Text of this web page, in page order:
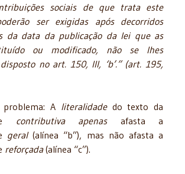
sociais de que trata este
ser exigidas após decorridos
da data da publicação da lei que as
ou modificado, não se lhes
no art. 150, III, ‘b’.” (art. 195,
A literalidadedo texto da
contributiva apenasafasta a
geral(alínea “b”), mas não afasta a
reforçada(alínea “c”).